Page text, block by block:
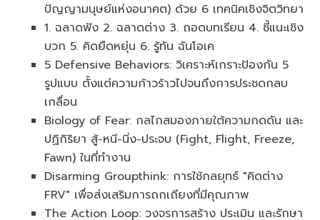
ปัญญามนุษย์แห่งอนาคต) ด้วย 6 เทคนิคเชิงจิตวิทยา
1. ฉลาดฟัง 2. ฉลาดต่าง 3. ถอดบทเรียน 4. ชี้แนะเชิง
บวก 5. คิดยืดหยุ่น 6. รู้ทัน ฉันโอเค
5 Defensive Behaviors: วิเคราะห์เกราะป้องกัน 5
รูปแบบ ตั้งแต่ความก้าวร้าวไปจนถึงการประชดกลบ
เกลื่อน
Biology of Fear: กลไกสมองภายใต้ความกดดัน และ
ปฏิกิริยา สู้-หนี-นิ่ง-ประจบ (Fight, Flight, Freeze,
Fawn) ในที่ทำงาน
Disarming Groupthink: การใช้กลยุทธ์ "คิดต่าง
FRV" เพื่อส่งเสริมการถกเถียงที่มีคุณภาพ
The Action Loop: วงจรการสร้าง ประเมิน และรักษา